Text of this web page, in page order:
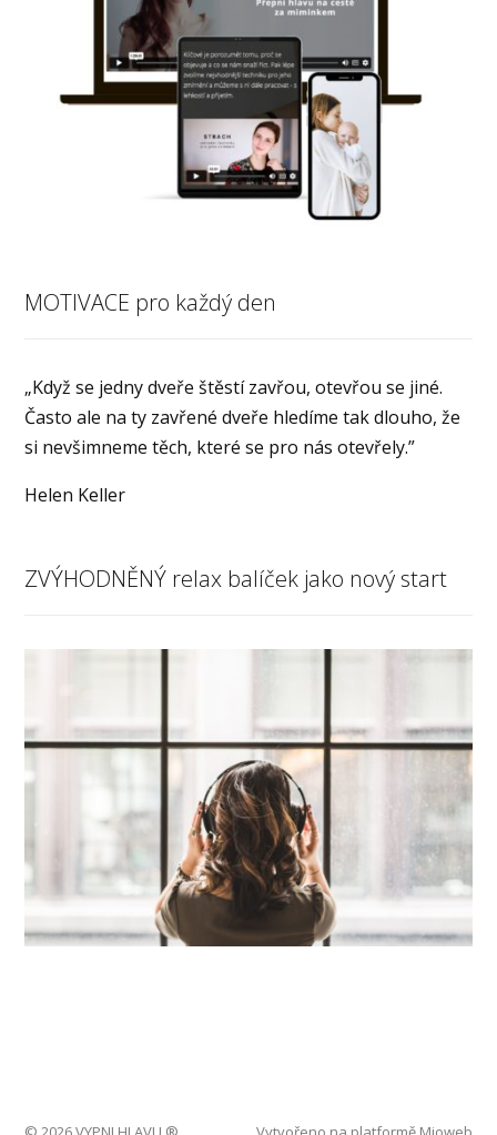
MOTIVACE pro každý den
„Když se jedny dveře štěstí zavřou, otevřou se jiné.
Často ale na ty zavřené dveře hledíme tak dlouho, že
si nevšimneme těch, které se pro nás otevřely.”
Helen Keller
ZVÝHODNĚNÝ relax balíček jako nový start